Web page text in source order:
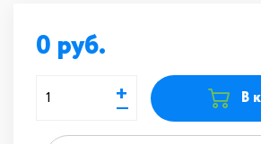
0
+
— В